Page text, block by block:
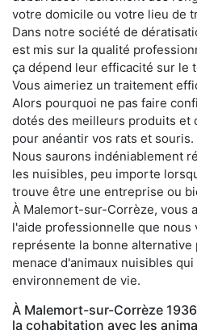
votre domicile ou votre lieu de
Dans notre société de
est mis sur la qualité
ça dépend leur efficacité sur le
Vous aimeriez un traitement
Alors pourquoi ne pas faire
dotés des meilleurs produits et
pour anéantir vos rats et souris.
Nous saurons indéniablement
les nuisibles, peu importe
trouve être une entreprise ou
À Malemort-sur-Corrèze, vous
l'aide professionnelle que nous
représente la bonne
menace d'animaux nuisibles
environnement de vie.
À Malemort-sur-Corrèze
la cohabitation avec les